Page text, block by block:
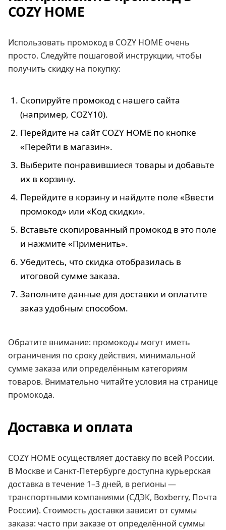
COZY HOME
Использовать промокод в COZY HOME очень
просто. Следуйте пошаговой инструкции, чтобы
получить скидку на покупку:
Скопируйте промокод с нашего сайта
(например, COZY10).
Перейдите на сайт COZY HOME по кнопке
«Перейти в магазин».
Выберите понравившиеся товары и добавьте
их в корзину.
Перейдите в корзину и найдите поле «Ввести
промокод» или «Код скидки».
Вставьте скопированный промокод в это поле
и нажмите «Применить».
Убедитесь, что скидка отобразилась в
итоговой сумме заказа.
Заполните данные для доставки и оплатите
заказ удобным способом.
Обратите внимание: промокоды могут иметь
ограничения по сроку действия, минимальной
сумме заказа или определённым категориям
товаров. Внимательно читайте условия на странице
промокода.
Доставка и оплата
COZY HOME осуществляет доставку по всей России.
В Москве и Санкт-Петербурге доступна курьерская
доставка в течение 1–3 дней, в регионы —
транспортными компаниями (СДЭК, Boxberry, Почта
России). Стоимость доставки зависит от суммы
заказа: часто при заказе от определённой суммы